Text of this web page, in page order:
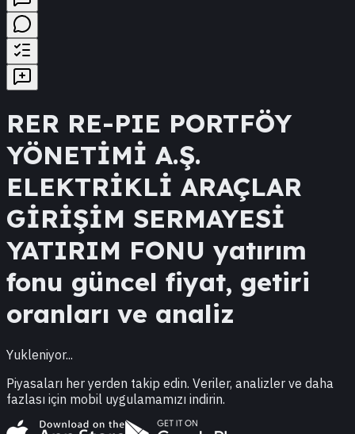
RER RE-PIE PORTFÖY
YÖNETİMİ A.Ş.
ELEKTRİKLİ ARAÇLAR
GİRİŞİM SERMAYESİ
YATIRIM FONU yatırım
fonu güncel fiyat, getiri
oranları ve analiz
Yukleniyor...
Piyasaları her yerden takip edin. Veriler, analizler ve daha
fazlası için mobil uygulamamızı indirin.